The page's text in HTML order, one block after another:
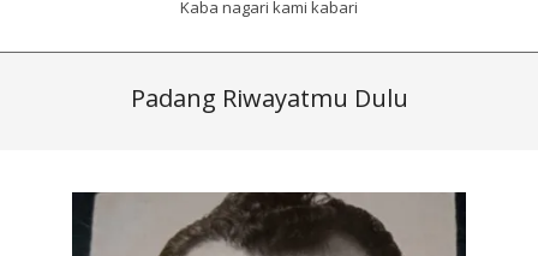
Kaba nagari kami kabari
Padang Riwayatmu Dulu